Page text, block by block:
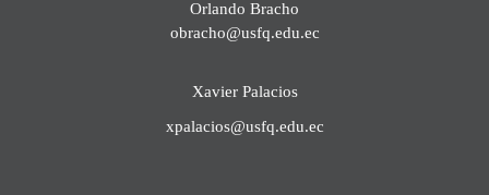
Orlando Bracho
obracho@usfq.edu.ec
Xavier Palacios
xpalacios@usfq.edu.ec